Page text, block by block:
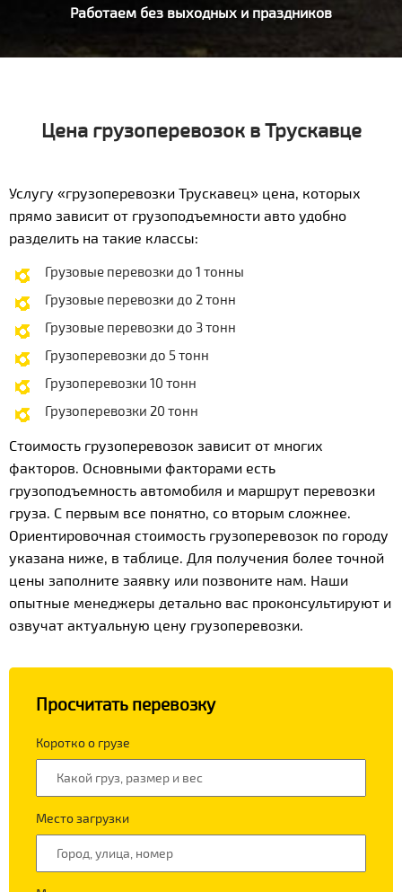
Работаем без выходных и праздников
Цена грузоперевозок в Трускавце
Услугу «грузоперевозки Трускавец» цена, которых
прямо зависит от грузоподъемности авто удобно
разделить на такие классы:
Грузовые перевозки до 1 тонны
Грузовые перевозки до 2 тонн
Грузовые перевозки до 3 тонн
Грузоперевозки до 5 тонн
Грузоперевозки 10 тонн
Грузоперевозки 20 тонн
Стоимость грузоперевозок зависит от многих
факторов. Основными факторами есть
грузоподъемность автомобиля и маршрут перевозки
груза. С первым все понятно, со вторым сложнее.
Ориентировочная стоимость грузоперевозок по городу
указана ниже, в таблице. Для получения более точной
цены заполните заявку или позвоните нам. Наши
опытные менеджеры детально вас проконсультируют и
озвучат актуальную цену грузоперевозки.
Просчитать перевозку
Коротко о грузе
Место загрузки